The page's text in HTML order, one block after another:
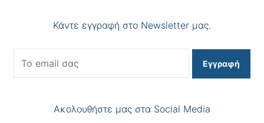
Κάντε εγγραφή στο Newsletter μας.
Εγγραφή
Ακολουθήστε μας στα Social Media